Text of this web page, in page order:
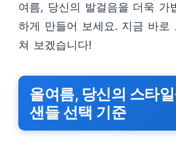
여름, 당신의 발걸음을 더욱 가
하게 만들어 보세요. 지금 바로
쳐 보겠습니다!
올여름, 당신의 스타
샌들 선택 기준